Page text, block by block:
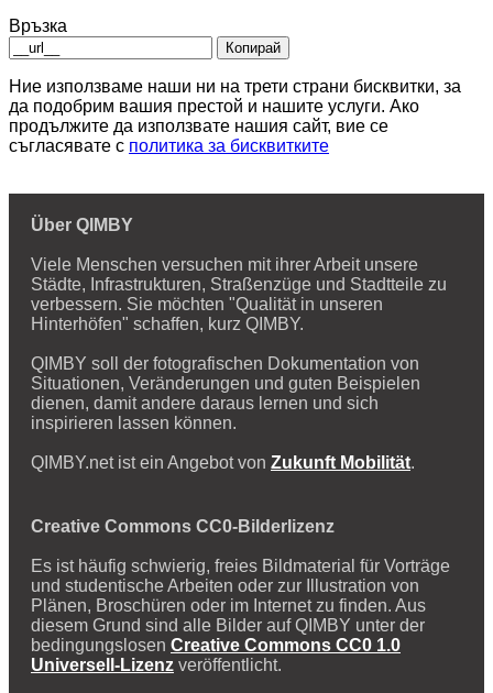
Връзка
Копирай
Ние използваме наши ни на трети страни бисквитки, за
да подобрим вашия престой и нашите услуги. Ако
продължите да използвате нашия сайт, вие се
съгласявате с политика за бисквитките
Über QIMBY
Viele Menschen versuchen mit ihrer Arbeit unsere
Städte, Infrastrukturen, Straßenzüge und Stadtteile zu
verbessern. Sie möchten "Qualität in unseren
Hinterhöfen" schaffen, kurz QIMBY.
QIMBY soll der fotografischen Dokumentation von
Situationen, Veränderungen und guten Beispielen
dienen, damit andere daraus lernen und sich
inspirieren lassen können.
QIMBY.net ist ein Angebot von Zukunft Mobilität.
Creative Commons CC0-Bilderlizenz
Es ist häufig schwierig, freies Bildmaterial für Vorträge
und studentische Arbeiten oder zur Illustration von
Plänen, Broschüren oder im Internet zu finden. Aus
diesem Grund sind alle Bilder auf QIMBY unter der
bedingungslosen Creative Commons CC0 1.0
Universell-Lizenz veröffentlicht.